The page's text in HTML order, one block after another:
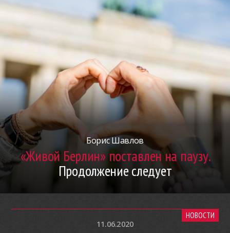
Борис Шавлов
«Живой Берлин» поставлен на паузу.
Продолжение следует
НОВОСТИ
11.06.2020